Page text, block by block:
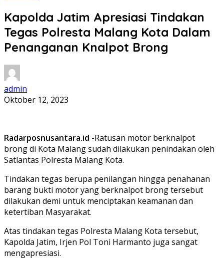
Kapolda Jatim Apresiasi Tindakan
Tegas Polresta Malang Kota Dalam
Penanganan Knalpot Brong
admin
Oktober 12, 2023
Radarposnusantara.id -Ratusan motor berknalpot
brong di Kota Malang sudah dilakukan penindakan oleh
Satlantas Polresta Malang Kota.
Tindakan tegas berupa penilangan hingga penahanan
barang bukti motor yang berknalpot brong tersebut
dilakukan demi untuk menciptakan keamanan dan
ketertiban Masyarakat.
Atas tindakan tegas Polresta Malang Kota tersebut,
Kapolda Jatim, Irjen Pol Toni Harmanto juga sangat
mengapresiasi.